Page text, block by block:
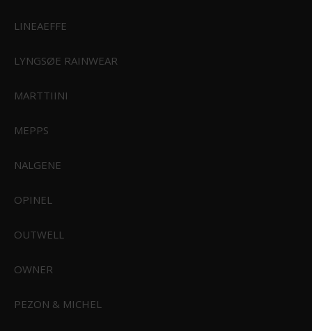
C19068SB-1
LINEAEFFE
LYNGSØE RAINWEAR
MARTTIINI
MEPPS
NALGENE
OPINEL
OUTWELL
OWNER
PEZON & MICHEL